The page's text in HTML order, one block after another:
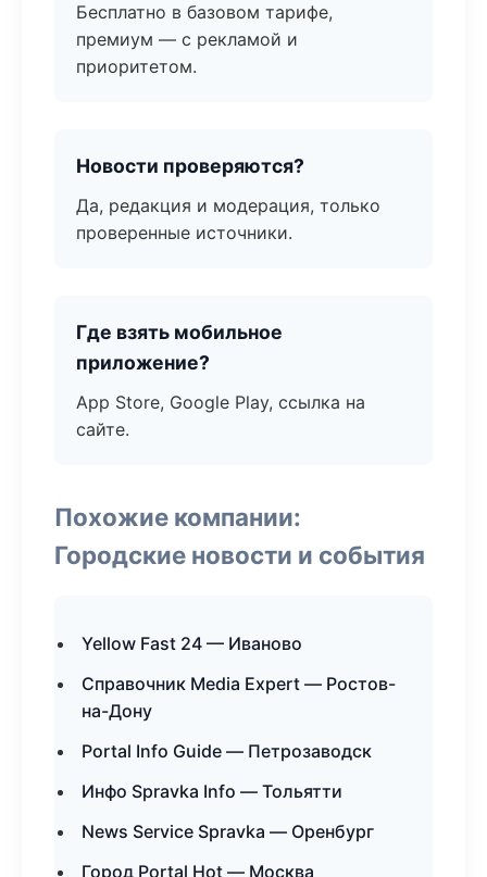
Бесплатно в базовом тарифе,
премиум — с рекламой и
приоритетом.
Новости проверяются?
Да, редакция и модерация, только
проверенные источники.
Где взять мобильное
приложение?
App Store, Google Play, ссылка на
сайте.
Похожие компании:
Городские новости и события
Yellow Fast 24 — Иваново
Справочник Media Expert — Ростов-
на-Дону
Portal Info Guide — Петрозаводск
Инфо Spravka Info — Тольятти
News Service Spravka — Оренбург
Город Portal Hot — Москва